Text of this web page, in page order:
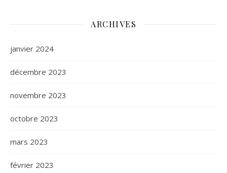
ARCHIVES
janvier 2024
décembre 2023
novembre 2023
octobre 2023
mars 2023
février 2023